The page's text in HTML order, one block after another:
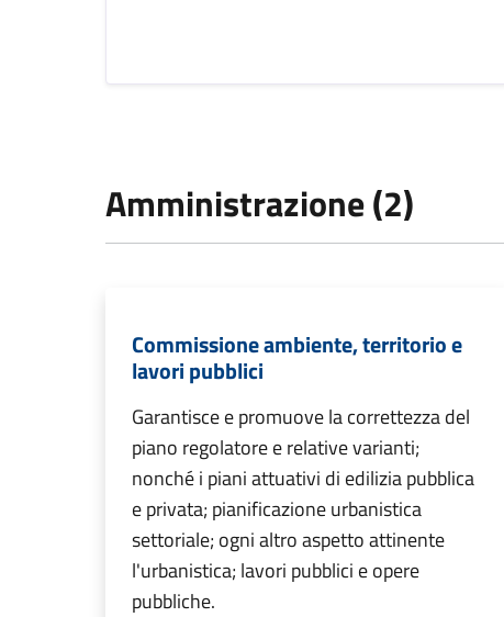
Amministrazione (2)
Commissione ambiente, territorio e
lavori pubblici
Garantisce e promuove la correttezza del
piano regolatore e relative varianti;
nonché i piani attuativi di edilizia pubblica
e privata; pianificazione urbanistica
settoriale; ogni altro aspetto attinente
l'urbanistica; lavori pubblici e opere
pubbliche.